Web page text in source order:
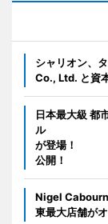
シャリオン、
Co., Ltd. と資
日本最大級 都
ル 1日目
が登場！ 「
公開！
Nigel Cabourn
東最大店舗がオ